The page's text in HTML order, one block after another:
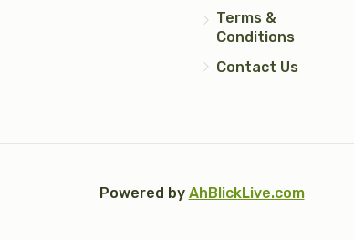
יד כסף
Terms &
Conditions
Contact Us
Powered by AhBlickLive.com